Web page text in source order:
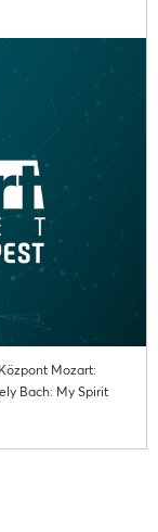
Mozart:
Bach: My Spirit